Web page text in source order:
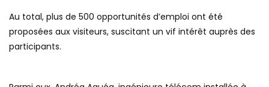
Au total, plus de 500 opportunités d’emploi ont été
proposées aux visiteurs, suscitant un vif intérêt auprès des
participants.